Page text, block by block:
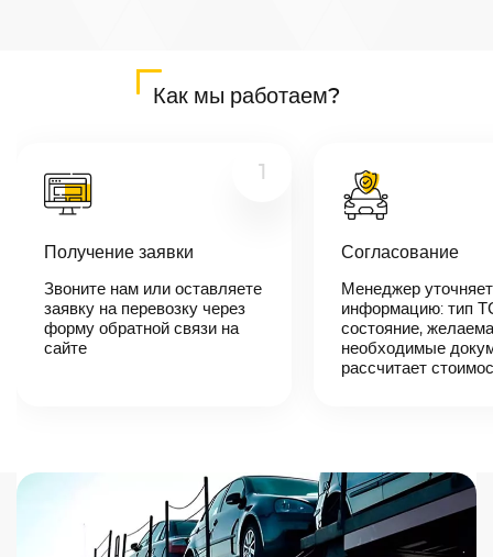
В течении 10
логист
вами,
согласует
детали
автоперевозки,
назовет
Как мы работаем?
1
Получение заявки
Звоните нам или оставляете
заявку на перевозку через
форму обратной связи на
сайте
Согласование
Менеджер уточняет
информацию: тип
состояние,
необходимые
рассчитает